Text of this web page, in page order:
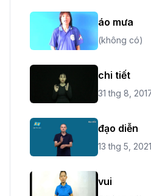
áo mưa
(không có)
chi tiết
31 thg 8,
đạo diễn
13 thg 5, 2021
vui